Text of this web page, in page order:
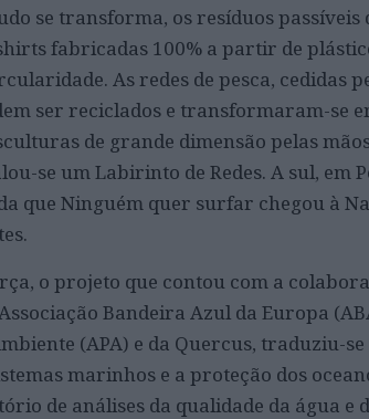
se transforma, os resíduos
fabricadas 100% a partir de
As redes de pesca, cedidas
ser reciclados e transformaram-se
de grande dimensão pelas
se um Labirinto de Redes. A sul, em
que Ninguém quer surfar chegou à
o projeto que contou com a
Bandeira Azul da Europa
(APA) e da Quercus, traduziu-
marinhos e a proteção dos
de análises da qualidade da água e